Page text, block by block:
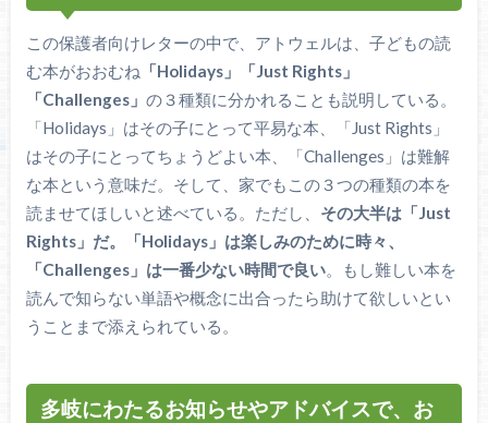
この保護者向けレターの中で、アトウェルは、子どもの読
む本がおおむね 「Holidays」「Just Rights」
「Challenges」 の３種類に分かれることも説明している。
「Holidays」はその子にとって平易な本、「Just Rights」
はその子にとってちょうどよい本、「Challenges」は難解
な本という意味だ。そして、家でもこの３つの種類の本を
読ませてほしいと述べている。ただし、 その大半は「Just
Rights」だ。「Holidays」は楽しみのために時々、
「Challenges」は一番少ない時間で良い。もし難しい本を
読んで知らない単語や概念に出合ったら助けて欲しいとい
うことまで添えられている。
多岐にわたるお知らせやアドバイスで、お